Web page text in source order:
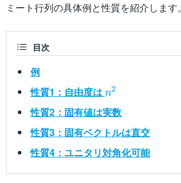
ミート行列の具体例と性質を紹介します。
目次
例
性質1：自由度はn^2
n2
性質2：固有値は実数
性質3：固有ベクトルは直交
性質4：ユニタリ対角化可能